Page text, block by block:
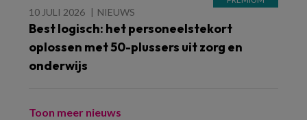
10 JULI 2026 NIEUWS
Best logisch: het personeelstekort
oplossen met 50-plussers uit zorg en
onderwijs
Toon meer nieuws